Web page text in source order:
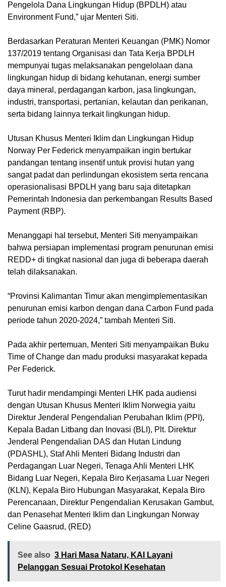
Pengelola Dana Lingkungan Hidup (BPDLH) atau
Environment Fund,” ujar Menteri Siti.
Berdasarkan Peraturan Menteri Keuangan (PMK) Nomor
137/2019 tentang Organisasi dan Tata Kerja BPDLH
mempunyai tugas melaksanakan pengelolaan dana
lingkungan hidup di bidang kehutanan, energi sumber
daya mineral, perdagangan karbon, jasa lingkungan,
industri, transportasi, pertanian, kelautan dan perikanan,
serta bidang lainnya terkait lingkungan hidup.
Utusan Khusus Menteri Iklim dan Lingkungan Hidup
Norway Per Federick menyampaikan ingin bertukar
pandangan tentang insentif untuk provisi hutan yang
sangat padat dan perlindungan ekosistem serta rencana
operasionalisasi BPDLH yang baru saja ditetapkan
Pemerintah Indonesia dan perkembangan Results Based
Payment (RBP).
Menanggapi hal tersebut, Menteri Siti menyampaikan
bahwa persiapan implementasi program penurunan emisi
REDD+ di tingkat nasional dan juga di beberapa daerah
telah dilaksanakan.
“Provinsi Kalimantan Timur akan mengimplementasikan
penurunan emisi karbon dengan dana Carbon Fund pada
periode tahun 2020-2024,” tambah Menteri Siti.
Pada akhir pertemuan, Menteri Siti menyampaikan Buku
Time of Change dan madu produksi masyarakat kepada
Per Federick.
Turut hadir mendampingi Menteri LHK pada audiensi
dengan Utusan Khusus Menteri Iklim Norwegia yaitu
Direktur Jenderal Pengendalian Perubahan Iklim (PPI),
Kepala Badan Litbang dan Inovasi (BLI), Plt. Direktur
Jenderal Pengendalian DAS dan Hutan Lindung
(PDASHL), Staf Ahli Menteri Bidang Industri dan
Perdagangan Luar Negeri, Tenaga Ahli Menteri LHK
Bidang Luar Negeri, Kepala Biro Kerjasama Luar Negeri
(KLN), Kepala Biro Hubungan Masyarakat, Kepala Biro
Perencanaan, Direktur Pengendalian Kerusakan Gambut,
dan Penasehat Menteri Iklim dan Lingkungan Norway
Celine Gaasrud, (RED)
See also 3 Hari Masa Nataru, KAI Layani
Pelanggan Sesuai Protokol Kesehatan